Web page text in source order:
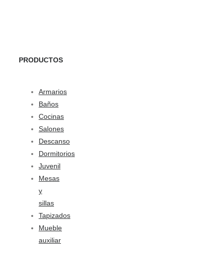
PRODUCTOS
Armarios
Baños
Cocinas
Salones
Descanso
Dormitorios
Juvenil
Mesas
y
sillas
Tapizados
Mueble
auxiliar